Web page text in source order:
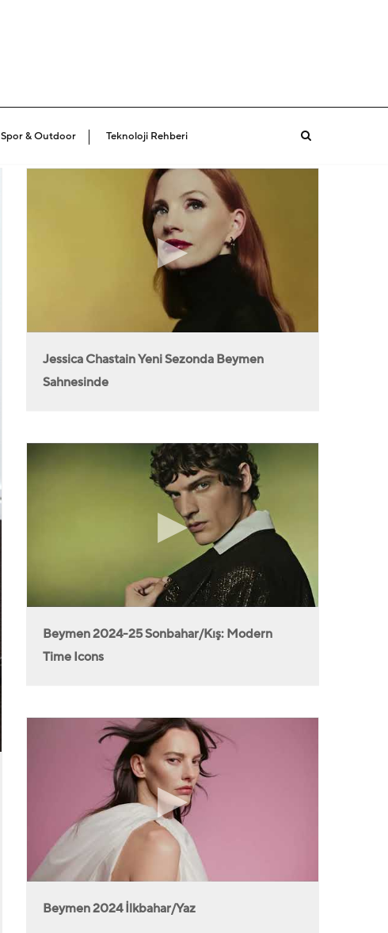
Spor & Outdoor Teknoloji Rehberi
Jessica Chastain Yeni Sezonda Beymen
Sahnesinde
Beymen 2024-25 Sonbahar/Kış: Modern
Time Icons
Beymen 2024 İlkbahar/Yaz